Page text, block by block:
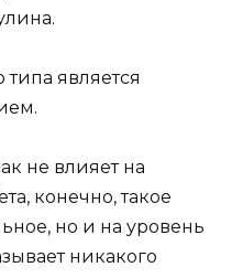
является
не влияет на
конечно, такое
но и на уровень
никакого